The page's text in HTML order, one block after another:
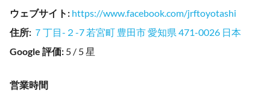
ウェブサイト : https://www.facebook.com/jrftoyotashi
住所: ７丁目-２-7 若宮町 豊田市 愛知県 471-0026 日本
Google 評価: 5 / 5 星
営業時間